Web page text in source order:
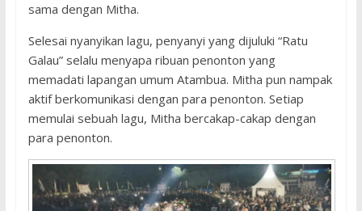
sama dengan Mitha.
Selesai nyanyikan lagu, penyanyi yang dijuluki “Ratu
Galau” selalu menyapa ribuan penonton yang
memadati lapangan umum Atambua. Mitha pun nampak
aktif berkomunikasi dengan para penonton. Setiap
memulai sebuah lagu, Mitha bercakap-cakap dengan
para penonton.